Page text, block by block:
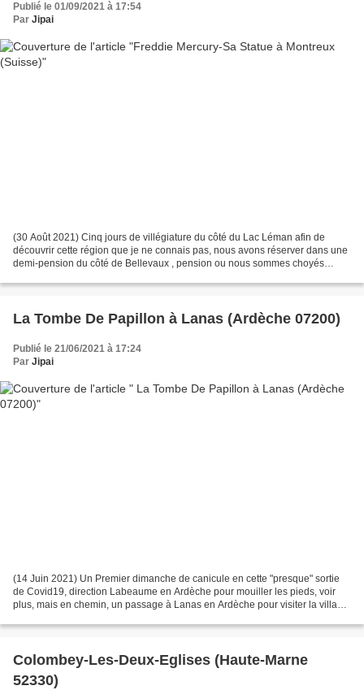
Publié le 01/09/2021 à 17:54
Par Jipai
(30 Août 2021) Cinq jours de villégiature du côté du Lac Léman afin de
découvrir cette région que je ne connais pas, nous avons réserver dans une
demi-pension du côté de Bellevaux , pension ou nous sommes choyés
La Tombe De Papillon à Lanas (Ardèche 07200)
Publié le 21/06/2021 à 17:24
Par Jipai
(14 Juin 2021) Un Premier dimanche de canicule en cette "presque" sortie
de Covid19, direction Labeaume en Ardèche pour mouiller les pieds, voir
plus, mais en chemin, un passage à Lanas en Ardèche pour visiter la village
Colombey-Les-Deux-Eglises (Haute-Marne
52330)